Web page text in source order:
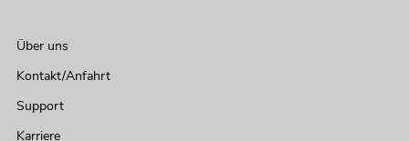
Über uns
Kontakt/Anfahrt
Support
Karriere